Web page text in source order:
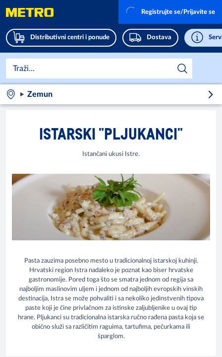
Distributivni centri i ponude Dostava
Registrujte se/Prijavite se
Zemun
ISTARSKI "PLJUKANCI"
Istančani ukusi Istre.
Pasta zauzima posebno mesto u tradicionalnoj istarskoj kuhinji.
Hrvatski region Istra nadaleko je poznat kao biser hrvatske
gastronomije. Pored toga što se smatra jednom od regija sa
najboljim maslinovim uljem i jednom od najboljih evropskih vinskih
destinacija, Istra se može pohvaliti i sa nekoliko jedinstvenih tipova
paste koji je čine privlačnom za istinske zaljubljenike u ovaj tip
hrane. Pljukanci su tradicionalna istarska ručno rađena pasta koja se
obično služi sa različitim raguima, tartufima, pečurkama ili
šparglom.